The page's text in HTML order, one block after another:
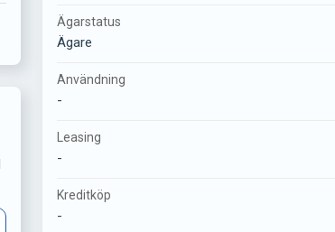
Ägarstatus
Ägare
Användning
-
Leasing
-
Kreditköp
-